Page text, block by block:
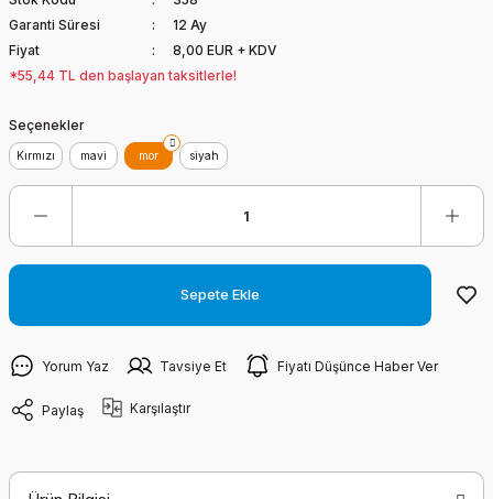
Garanti Süresi
12 Ay
Fiyat
8,00 EUR + KDV
*55,44 TL den başlayan taksitlerle!
Seçenekler
Kırmızı mavi mor siyah
Sepete Ekle
Yorum Yaz Tavsiye Et Fiyatı Düşünce Haber Ver
Paylaş Karşılaştır